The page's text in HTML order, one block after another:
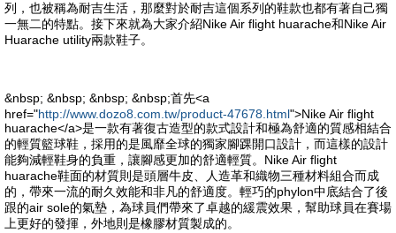
列，也被稱為耐吉生活，那麼對於耐吉這個系列的鞋款也都有著自己獨
一無二的特點。接下來就為大家介紹Nike Air flight huarache和Nike Air
Huarache utility兩款鞋子。
&nbsp; &nbsp; &nbsp; &nbsp;首先<a
href="http://www.dozo8.com.tw/product-47678.html">Nike Air flight
huarache</a>是一款有著復古造型的款式設計和極為舒適的質感相結合
的輕質籃球鞋，採用的是風靡全球的獨家腳踝開口設計，而這樣的設計
能夠減輕鞋身的負重，讓腳感更加的舒適輕質。Nike Air flight
huarache鞋面的材質則是頭層牛皮、人造革和織物三種材料組合而成
的，帶來一流的耐久效能和非凡的舒適度。輕巧的phylon中底結合了後
跟的air sole的氣墊，為球員們帶來了卓越的緩震效果，幫助球員在賽場
上更好的發揮，外地則是橡膠材質製成的。